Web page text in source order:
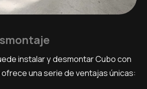
instalar y desmontar Cubo con
una serie de ventajas únicas: